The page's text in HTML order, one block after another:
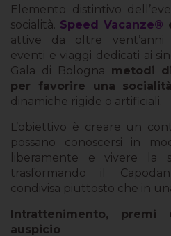
Elemento distintivo
socialità. Speed Vacanze®
attive da oltre vent’anni
eventi e viaggi dedicati ai
Gala di Bologna metodi
per favorire una
dinamiche rigide o artificiali.
L’obiettivo è creare un
possano conoscersi in
liberamente e vivere la
trasformando il
condivisa piuttosto che in
Intrattenimento,
auspicio